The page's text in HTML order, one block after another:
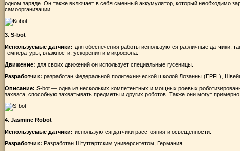
одном заряде. Он также включает в себя сменный аккумулятор, который необходимо
самоорганизации.
3. S-bot
Используемые датчики: для обеспечения работы используются различные датчики,
температуры, влажности, ускорения и микрофона.
Движение: для своих движений он использует специальные гусеницы.
Разработчик: разработан Федеральной политехнической школой Лозанны (EPFL),
Описание: S-bot — одна из нескольких компетентных и мощных роевых
захвата, способную захватывать предметы и других роботов. Также они могут
4. Jasmine Robot
Используемые датчики: используются датчики расстояния и освещенности.
Разработчик: Разработан Штутгартским университетом, Германия.